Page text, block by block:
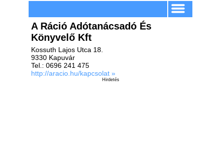
A Ráció Adótanácsadó És
Könyvelő Kft
Kossuth Lajos Utca 18.
9330 Kapuvár
Tel.: 0696 241 475
http://aracio.hu/kapcsolat »
Hirdetés